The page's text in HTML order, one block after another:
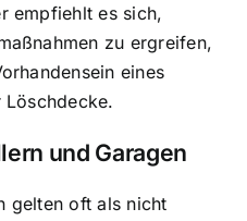
empfiehlt es sich,
zu ergreifen,
eines
Löschdecke.
und Garagen
gelten oft als nicht